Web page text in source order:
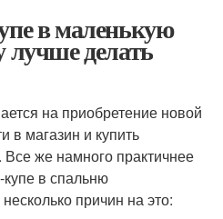
в маленькую
делать
на приобретение новой
в магазин и купить
же намного практичнее
в спальню
причин на это: